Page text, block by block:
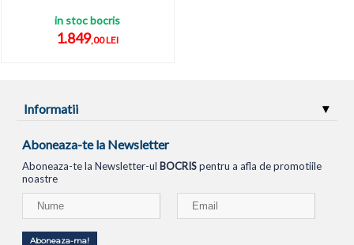
in stoc bocris
1.849,00 LEI
Informatii
Aboneaza-te la Newsletter
Aboneaza-te la Newsletter-ul BOCRISpentru a afla de promotiile
noastre
Aboneaza-ma!